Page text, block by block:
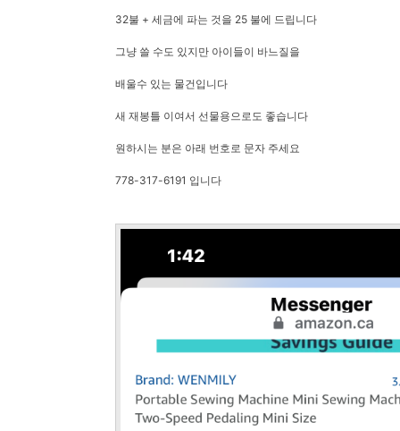
32불 + 세금에 파는 것을 25 불에 드립니다
그냥 쓸 수도 있지만 아이들이 바느질을
배울수 있는 물건입니다
새 재봉틀 이여서 선물용으로도 좋습니다
원하시는 분은 아래 번호로 문자 주세요
778-317-6191 입니다